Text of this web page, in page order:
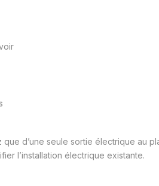
d’une seule sortie électrique au
l’installation électrique existante.